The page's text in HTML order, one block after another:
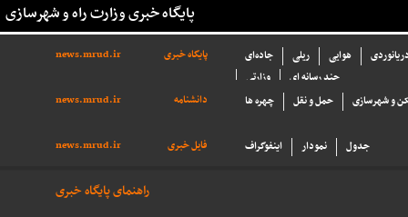
پایگاه خبری وزارت راه و شهرسازی
پایگاه خبری news.mrud.ir جاده‌ای ریلی هوایی
وزارتی
چند رسانه ای
دانشنامه
news.mrud.ir چهره ها حمل و نقل و شهرسازی
فایل خبری news.mrud.ir اینفوگراف نمودار جدول
راهنمای پایگاه خبری